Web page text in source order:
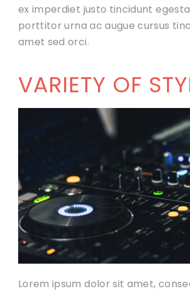
ex imperdiet justo tincidunt
porttitor urna ac augue cursus
amet sed orci.
VARIETY OF
Lorem ipsum dolor sit amet,